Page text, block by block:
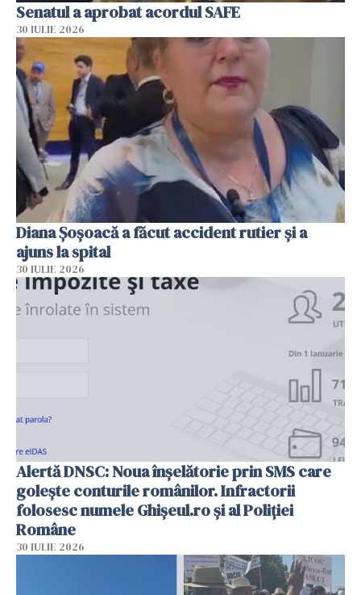
Senatul a aprobat acordul SAFE
30 IULIE 2026
Diana Șoșoacă a făcut accident rutier și a
ajuns la spital
30 IULIE 2026
Alertă DNSC: Noua înșelătorie prin SMS care
golește conturile românilor. Infractorii
folosesc numele Ghișeul.ro și al Poliției
Române
30 IULIE 2026